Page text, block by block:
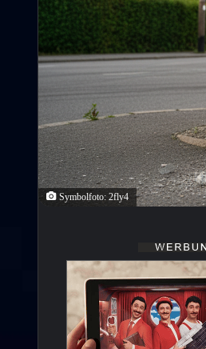
Symbolfoto: 2fly4